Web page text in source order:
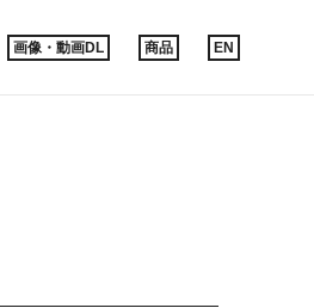
画像・動画DL 商品 EN